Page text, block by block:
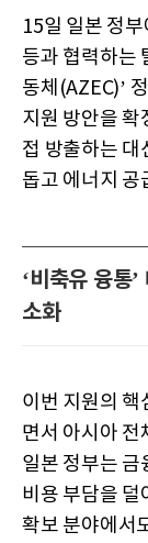
15일 일본 정
등과 협력하는
동체(AZEC)’
지원 방안을 확
접 방출하는 대
돕고 에너지 공
‘비축유 융통
소화
이번 지원의 핵
면서 아시아 전
일본 정부는 금
비용 부담을 덜
확보 분야에서